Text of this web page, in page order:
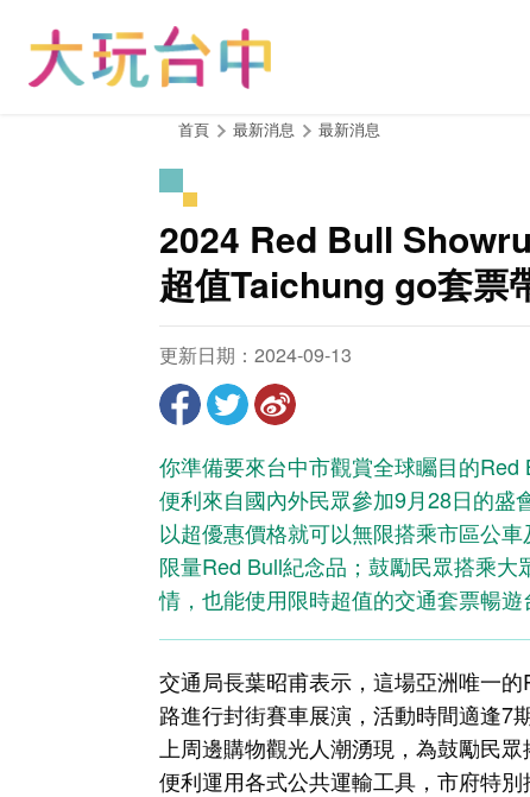
首頁 最新消息 最新消息
2024 Red Bull
超值Taichung go套票
更新日期：2024-09-13
你準備要來台中市觀賞全球矚目的
便利來自國內外民眾參加9月28日的盛
以超優惠價格就可以無限搭乘市區公
限量Red Bull紀念品；鼓勵民眾搭乘
情，也能使用限時超值的交通套票暢
交通局長葉昭甫表示，這場亞洲唯一
路進行封街賽車展演，活動時間適逢7
上周邊購物觀光人潮湧現，為鼓勵民
便利運用各式公共運輸工具，市府特